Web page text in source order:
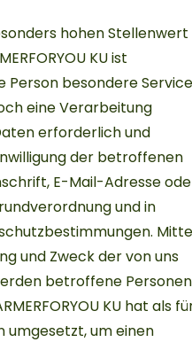
hohen Stellenwert
KU ist
besondere
eine Verarbeitung
erforderlich und
der betroffenen
E-Mail-Adresse
und in
und Zweck der von uns
betroffene Personen
KU hat als
um einen